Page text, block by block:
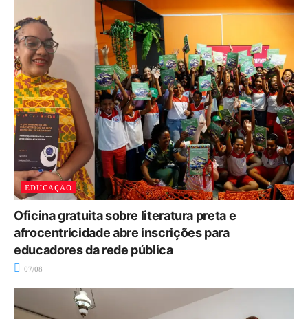
EDUCAÇÃO
Oficina gratuita sobre literatura preta e
afrocentricidade abre inscrições para
educadores da rede pública
07/08